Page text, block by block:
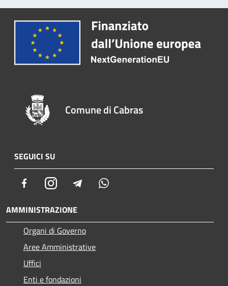
Comune di Cabras
SEGUICI SU
FacebookInstagram Telegram
AMMINISTRAZIONE
Organi di Governo
Aree Amministrative
Uffici
Enti e fondazioni